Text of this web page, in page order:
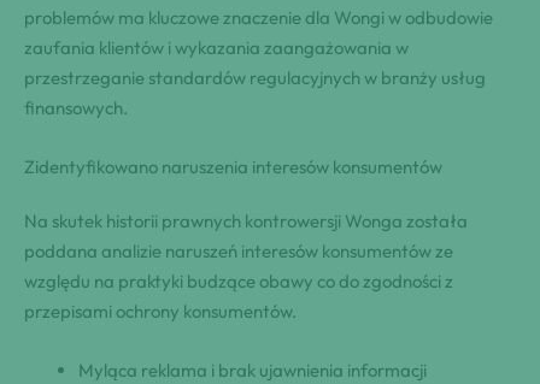
problemów ma kluczowe znaczenie dla Wongi w odbudowie
zaufania klientów i wykazania zaangażowania w
przestrzeganie standardów regulacyjnych w branży usług
finansowych.
Zidentyfikowano naruszenia interesów konsumentów
Na skutek historii prawnych kontrowersji Wonga została
poddana analizie naruszeń interesów konsumentów ze
względu na praktyki budzące obawy co do zgodności z
przepisami ochrony konsumentów.
Myląca reklama i brak ujawnienia informacji